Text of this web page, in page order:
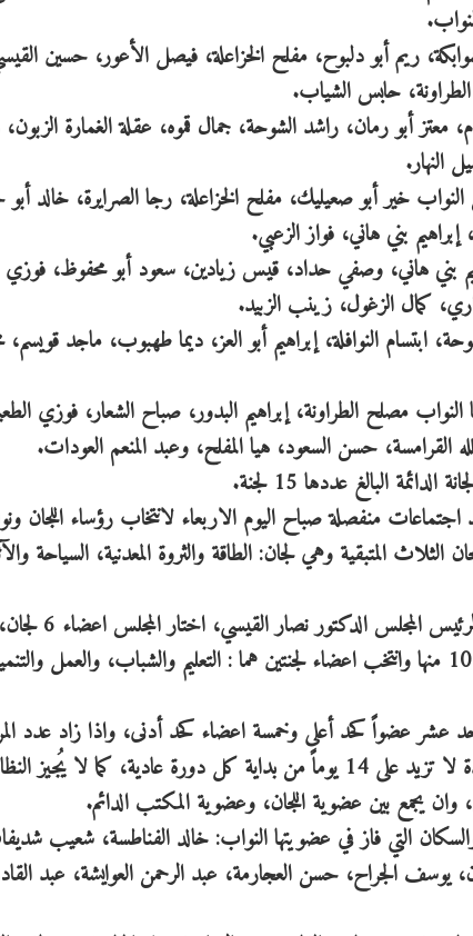
ريم أبو دلبوح، مفلح الخزاعلة، فيصل الأعور، حسين
حابس الشياب.
معتز أبو رمان، راشد الشوحة، جمال قموه، عقلة الغمارة
خير أبو صعيليك، مفلح الخزاعلة، رجا الصرايرة، خالد
بني هاني، فواز الزعبي.
بني هاني، وصفي حداد، قيس زيادين، سعود أبو محفوظ، فوزي
كمال الزغول، زينب الزبيد.
ابتسام النوافلة، إبراهيم أبو العز، ديما طهبوب، ماجد
مصلح الطراونة، إبراهيم البدور، صباح الشعار، فوزي
حسن السعود، هيا المفلح، وعبد المنعم العودات.
اجتماعات منفصلة صباح اليوم الاربعاء لانتخاب رؤساء اللجان
المتبقية وهي لجان: الطاقة والثروة المعدنية، السياحة
وخلال الجلسة المسائية التي ترأس جانباً
كان شكّل في الجلسة الصباحية 6 لجان، حيث توافق على 10 منها وانتخب اعضاء لجنتين هما : التعليم والشباب، والعمل
عشر عضواً كحد أعلى وخمسة اعضاء كحد أدنى، واذا زاد عدد
عن الحد الاعلى يجري انتخاب الأعضاء بالاقتراع خلال مدة لا تزيد على 14 يوماً من بداية كل دورة عادية، كما لا يُجيز
يجمع بين عضوية اللجان، وعضوية المكتب الدائم.
والسكان التي فاز في عضويتها النواب: خالد الفناطسة، شعيب
الجراح، حسن العجارمة، عبد الرحمن العوايشة، عبد